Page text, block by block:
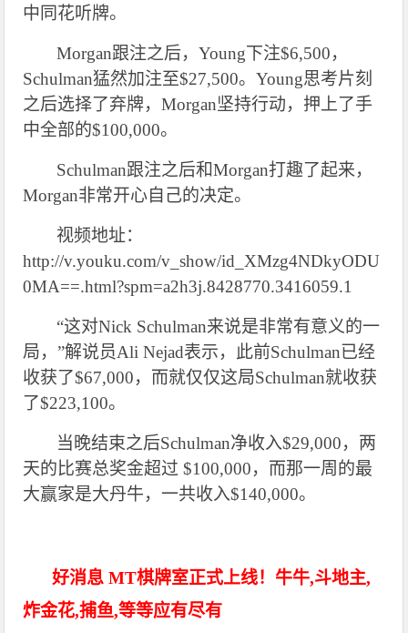
中同花听牌。
Morgan跟注之后，Young下注$6,500，
Schulman猛然加注至$27,500。Young思考片刻
之后选择了弃牌，Morgan坚持行动，押上了手
中全部的$100,000。
Schulman跟注之后和Morgan打趣了起来，
Morgan非常开心自己的决定。
视频地址：
http://v.youku.com/v_show/id_XMzg4NDkyODU
0MA==.html?spm=a2h3j.8428770.3416059.1
“这对Nick Schulman来说是非常有意义的一
局，”解说员Ali Nejad表示，此前Schulman已经
收获了$67,000，而就仅仅这局Schulman就收获
了$223,100。
当晚结束之后Schulman净收入$29,000，两
天的比赛总奖金超过 $100,000，而那一周的最
大赢家是大丹牛，一共收入$140,000。
好消息 MT棋牌室正式上线！牛牛,斗地主,
炸金花,捕鱼,等等应有尽有